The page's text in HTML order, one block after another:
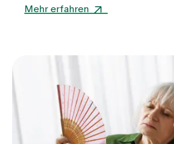
Neonatologie am Spital
lebenswichtige Funktionen zu
Start ins Leben zu ermöglichen.
Mehr erfahren